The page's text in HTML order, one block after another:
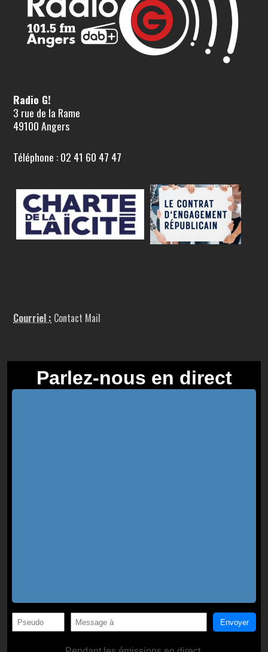
Radio G!
3 rue de la Rame
49100 Angers
Téléphone : 02 41 60 47 47
Courriel : Contact Mail